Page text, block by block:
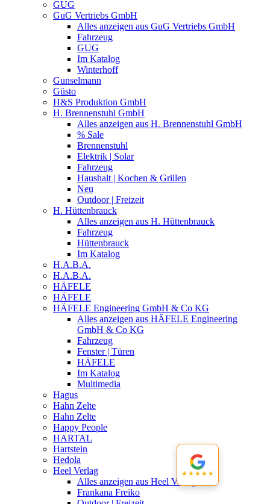
GUG
GuG Vertriebs GmbH
Alles anzeigen aus GuG Vertriebs GmbH
Fahrzeug
GUG
Im Katalog
Winterhoff
Gunselmann
Güsto
H&S Produktion GmbH
H. Brennenstuhl GmbH
Alles anzeigen aus H. Brennenstuhl GmbH
% Sale
Brennenstuhl
Elektrik | Solar
Fahrzeug
Haushalt | Kochen & Grillen
Neu
Outdoor | Freizeit
H. Hüttenbrauck
Alles anzeigen aus H. Hüttenbrauck
Fahrzeug
Hüttenbrauck
Im Katalog
H.A.B.A.
H.A.B.A.
HÄFELE
HÄFELE
HÄFELE Engineering GmbH & Co KG
Alles anzeigen aus HÄFELE Engineering
GmbH & Co KG
Fahrzeug
Fenster | Türen
HÄFELE
Im Katalog
Multimedia
Hagus
Hahn Zelte
Hahn Zelte
Happy People
HARTAL
Hartstein
Hedola
Heel Verlag
Alles anzeigen aus Heel Verlag
Frankana Freiko
★★★★★
★★★★★